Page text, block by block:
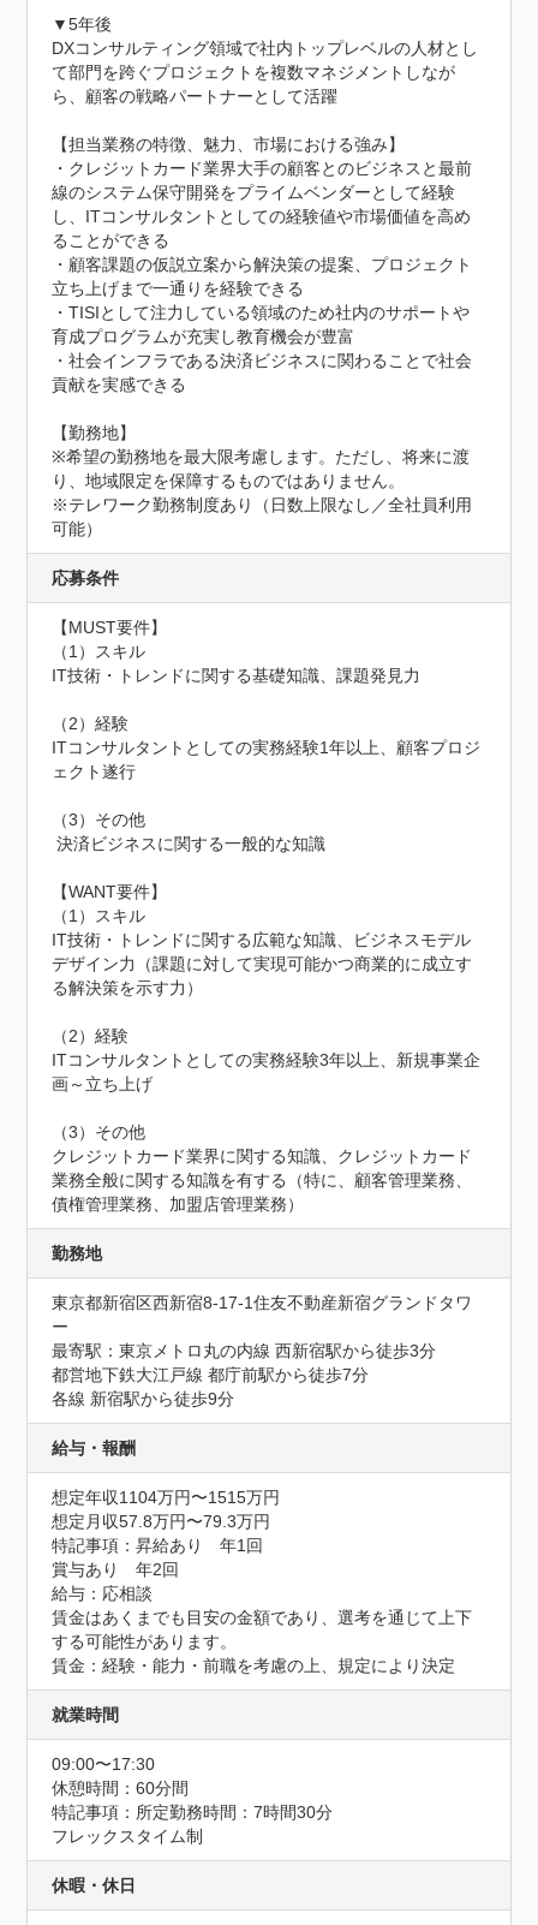
▼5年後
DXコンサルティング領域で社内トップレベルの人材とし
て部門を跨ぐプロジェクトを複数マネジメントしなが
ら、顧客の戦略パートナーとして活躍
【担当業務の特徴、魅力、市場における強み】
・クレジットカード業界大手の顧客とのビジネスと最前
線のシステム保守開発をプライムベンダーとして経験
し、ITコンサルタントとしての経験値や市場価値を高め
ることができる
・顧客課題の仮説立案から解決策の提案、プロジェクト
立ち上げまで一通りを経験できる
・TISIとして注力している領域のため社内のサポートや
育成プログラムが充実し教育機会が豊富
・社会インフラである決済ビジネスに関わることで社会
貢献を実感できる
【勤務地】
※希望の勤務地を最大限考慮します。ただし、将来に渡
り、地域限定を保障するものではありません。
※テレワーク勤務制度あり（日数上限なし／全社員利用
可能）
応募条件
【MUST要件】
（1）スキル
IT技術・トレンドに関する基礎知識、課題発見力
（2）経験
ITコンサルタントとしての実務経験1年以上、顧客プロジ
ェクト遂行
（3）その他
決済ビジネスに関する一般的な知識
【WANT要件】
（1）スキル
IT技術・トレンドに関する広範な知識、ビジネスモデル
デザイン力（課題に対して実現可能かつ商業的に成立す
る解決策を示す力）
（2）経験
ITコンサルタントとしての実務経験3年以上、新規事業企
画～立ち上げ
（3）その他
クレジットカード業界に関する知識、クレジットカード
業務全般に関する知識を有する（特に、顧客管理業務、
債権管理業務、加盟店管理業務）
勤務地
東京都新宿区西新宿8-17-1住友不動産新宿グランドタワ
ー
最寄駅：東京メトロ丸の内線 西新宿駅から徒歩3分
都営地下鉄大江戸線 都庁前駅から徒歩7分
各線 新宿駅から徒歩9分
給与・報酬
想定年収1104万円〜1515万円
想定月収57.8万円〜79.3万円
特記事項：昇給あり　年1回
賞与あり　年2回
給与：応相談
賃金はあくまでも目安の金額であり、選考を通じて上下
する可能性があります。
賃金：経験・能力・前職を考慮の上、規定により決定
就業時間
09:00〜17:30
休憩時間：60分間
特記事項：所定勤務時間：7時間30分
フレックスタイム制
休暇・休日